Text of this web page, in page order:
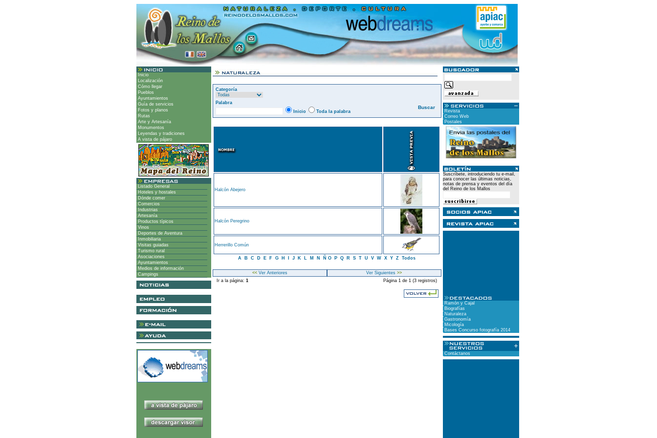
Inicio
Localización
Cómo llegar
Pueblos
Ayuntamientos
Guía de servicios
Fotos y planos
Rutas
Arte y Artesanía
Monumentos
Leyendas y tradiciones
A vista de pájaro
Listado General
Hoteles y hostales
Dónde comer
Comercios
Industrias
Artesanía
Productos típicos
Vinos
Deportes de Aventura
Inmobiliaria
Visitas guiadas
Turismo rural
Asociaciones
Ayuntamientos
Medios de información
Campings
Categoría
Palabra
Inicio
Toda la palabra
Halcón Abejero
Halcón Peregrino
Herrerillo Común
A B C D E F G H J K L M N Ñ O P Q R S T U V W X Y Z Todos
<<Ver Anteriores Ver Siguientes >>
Ir a la página: 1 Página 1 de 1 (3 registros)
Revista
Correo Web
Postales
Suscríbete, introduciendo tu e-mail,
para conocer las últimas noticias,
notas de prensa y eventos del día
del Reino de los Mallos
Ramón y Cajal
Biografías
Naturaleza
Gastronomía
Micología
Bases Concurso fotografía 2014
Contáctanos